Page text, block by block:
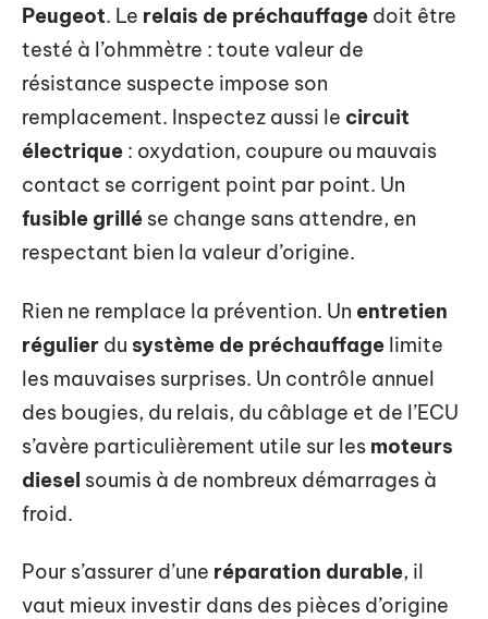
Peugeot. Le relais de préchauffage doit être
testé à l’ohmmètre : toute valeur de
résistance suspecte impose son
remplacement. Inspectez aussi le circuit
électrique : oxydation, coupure ou mauvais
contact se corrigent point par point. Un
fusible grillé se change sans attendre, en
respectant bien la valeur d’origine.
Rien ne remplace la prévention. Un entretien
régulier du système de préchauffage limite
les mauvaises surprises. Un contrôle annuel
des bougies, du relais, du câblage et de l’ECU
s’avère particulièrement utile sur les moteurs
diesel soumis à de nombreux démarrages à
froid.
Pour s’assurer d’une réparation durable, il
vaut mieux investir dans des pièces d’origine